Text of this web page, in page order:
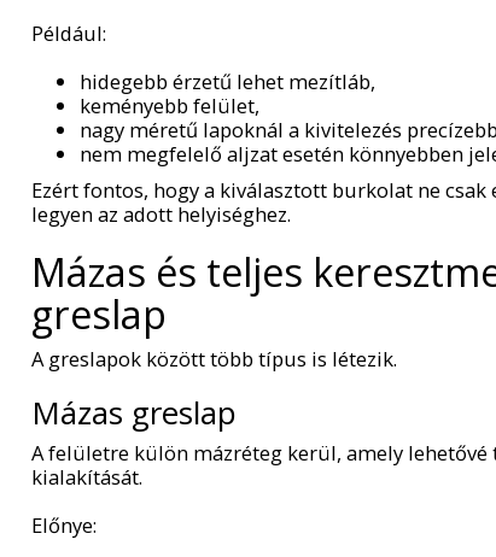
Például:
hidegebb érzetű lehet mezítláb,
keményebb felület,
nagy méretű lapoknál a kivitelezés
nem megfelelő aljzat esetén könnyebben
Ezért fontos, hogy a kiválasztott burkolat ne
legyen az adott helyiséghez.
Mázas és teljes
greslap
A greslapok között több típus is létezik.
Mázas greslap
A felületre külön mázréteg kerül, amely
kialakítását.
Előnye: